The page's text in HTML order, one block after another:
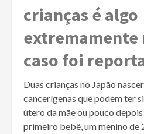
crianças é algo
caso foi
Duas crianças no Japão
cancerígenas que podem ter
útero da mãe ou pouco
primeiro bebê, um menino de